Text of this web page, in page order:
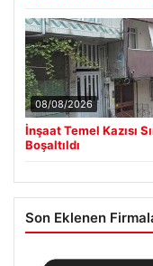
08/08/2026
İnşaat Temel Kazısı
Boşaltıldı
Son Eklenen